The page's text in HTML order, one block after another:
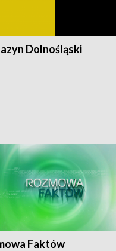
Dolnośląski
Faktów